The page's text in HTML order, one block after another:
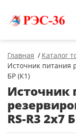
Главная Каталог
Источник питания
БР (К1)
Источник
RS-R3 2х7